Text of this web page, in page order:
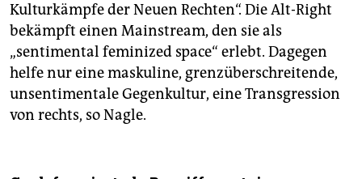
Kulturkämpfe der Neuen Rechten“. Die Alt-Right
bekämpft einen Mainstream, den sie als
„sentimental feminized space“ erlebt. Dagegen
helfe nur eine maskuline, grenzüberschreitende,
unsentimentale Gegenkultur, eine Transgression
von rechts, so Nagle.